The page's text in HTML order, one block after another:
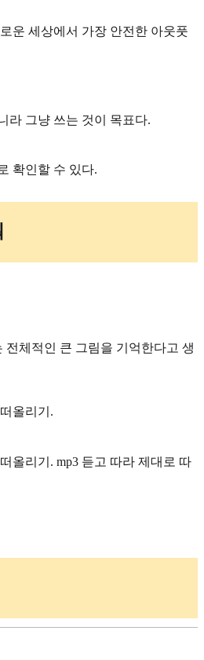
운 세상에서 가장 안전한 아웃풋
라 그냥 쓰는 것이 목표다.
확인할 수 있다.
전체적인 큰 그림을 기억한다고 생
올리기.
올리기. mp3 듣고 따라 제대로 따